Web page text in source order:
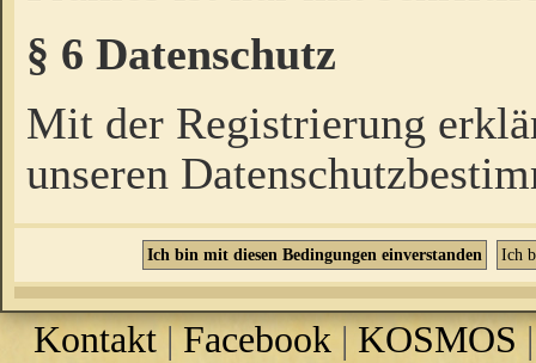
§ 6 Datenschutz
Mit der Registrierung
unseren
Kontakt |Facebook | KOSMOS